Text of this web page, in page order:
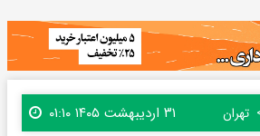
تهران ۳۱ اردیبهشت ۱۴۰۵ ۰۱:۱۰